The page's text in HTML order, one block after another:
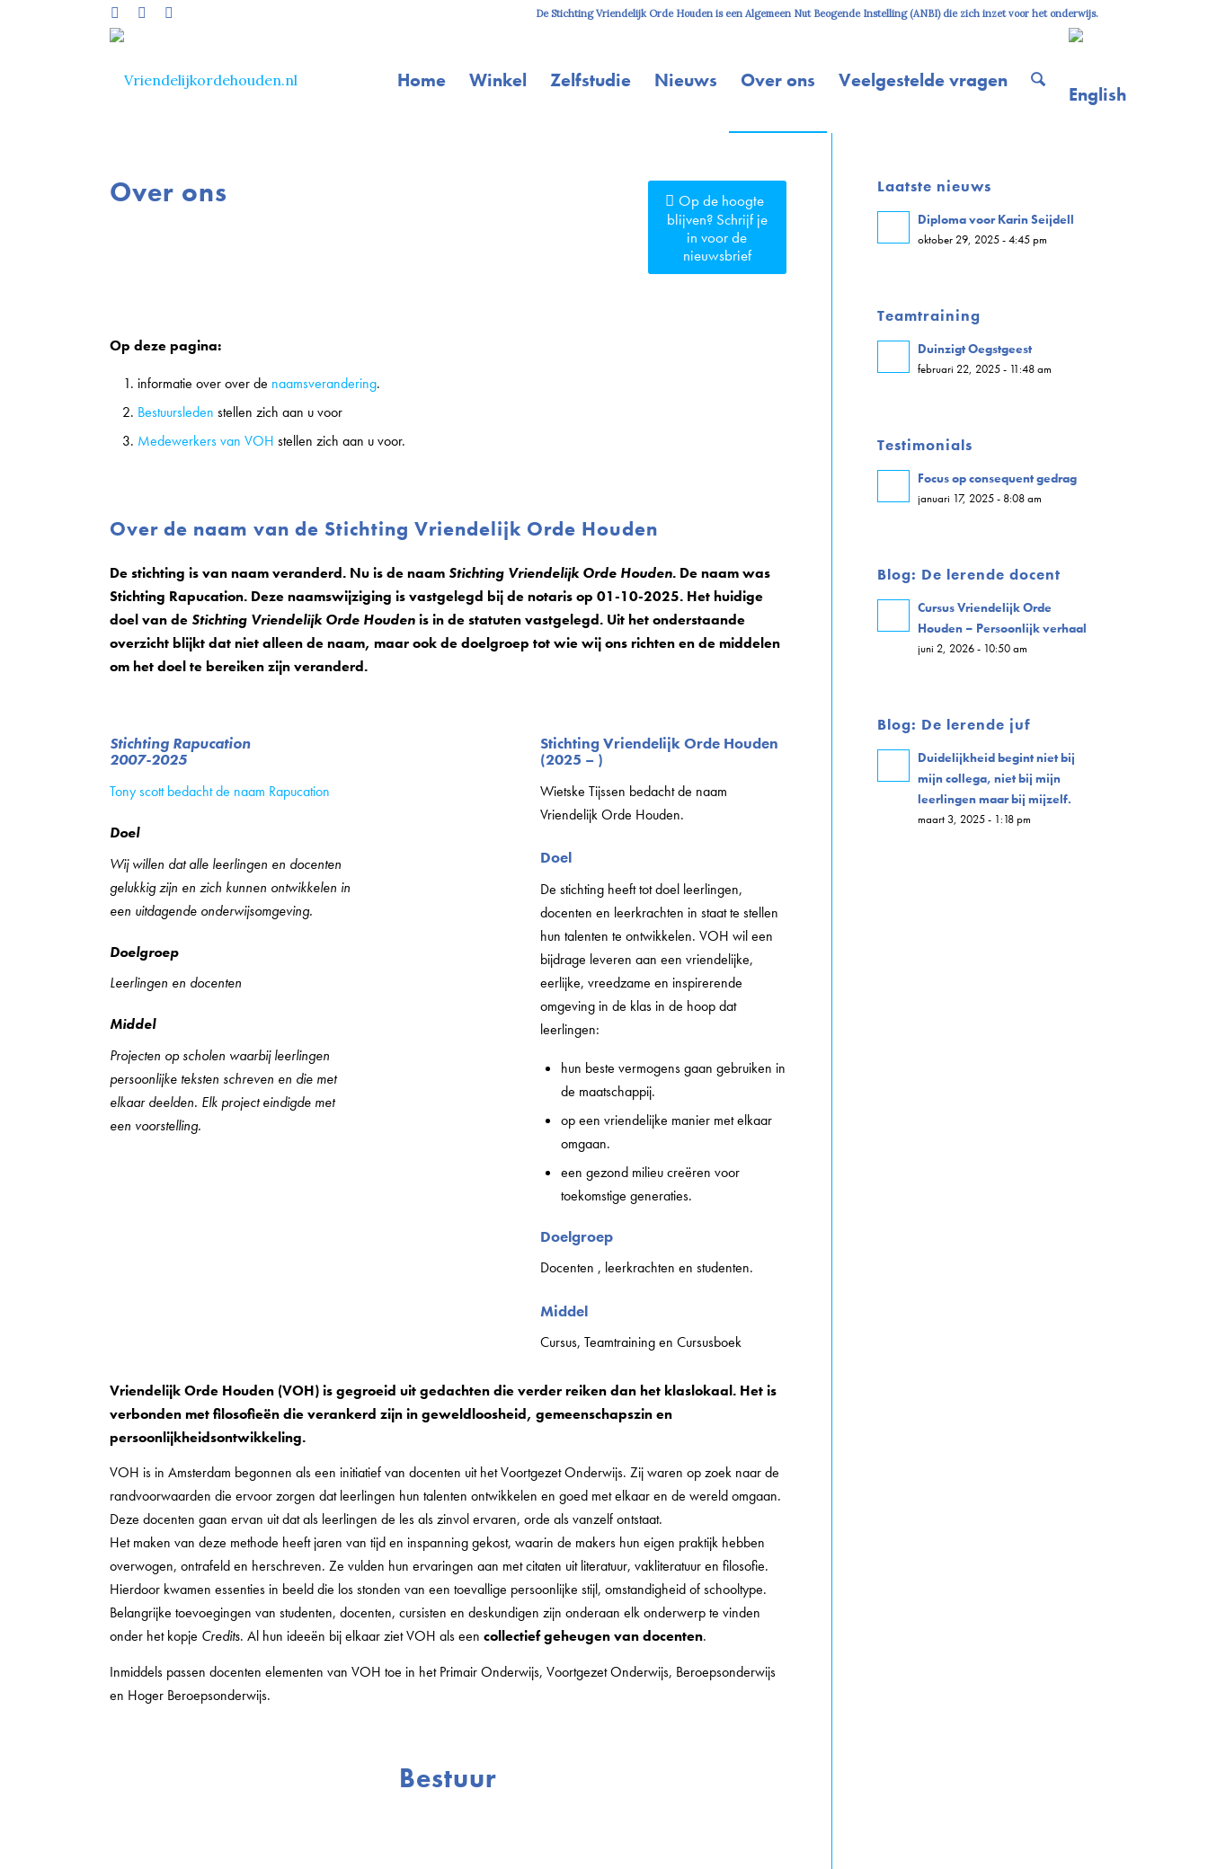
De Stichting Vriendelijk Orde Houden is een Algemeen Nut Beogende Instelling (ANBI) die zich inzet voor het onderwijs.
Home Winkel Zelfstudie Nieuws Over ons Veelgestelde vragen
Over ons
Op de hoogte
blijven? Schrijf je
in voor de
nieuwsbrief
Op deze pagina:
informatie over over de naamsverandering.
Bestuursleden stellen zich aan u voor
Medewerkers van VOH stellen zich aan u voor.
Over de naam van de Stichting Vriendelijk Orde Houden
De stichting is van naam veranderd. Nu is de naam Stichting Vriendelijk Orde Houden. De naam was
Stichting Rapucation. Deze naamswijziging is vastgelegd bij de notaris op 01-10-2025. Het huidige
doel van de Stichting Vriendelijk Orde Houdenis in de statuten vastgelegd. Uit het onderstaande
overzicht blijkt dat niet alleen de naam, maar ook de doelgroep tot wie wij ons richten en de middelen
om het doel te bereiken zijn veranderd.
Stichting Rapucation
2007-2025
Tony scott bedacht de naam Rapucation
Doel
Wij willen dat alle leerlingen en docenten
gelukkig zijn en zich kunnen ontwikkelen in
een uitdagende onderwijsomgeving.
Doelgroep
Leerlingen en docenten
Middel
Projecten op scholen waarbij leerlingen
persoonlijke teksten schreven en die met
elkaar deelden. Elk project eindigde met
een voorstelling.
Stichting Vriendelijk Orde Houden
(2025 – )
Wietske Tijssen bedacht de naam
Vriendelijk Orde Houden.
Doel
De stichting heeft tot doel leerlingen,
docenten en leerkrachten in staat te stellen
hun talenten te ontwikkelen. VOH wil een
bijdrage leveren aan een vriendelijke,
eerlijke, vreedzame en inspirerende
omgeving in de klas in de hoop dat
leerlingen:
hun beste vermogens gaan gebruiken in
de maatschappij.
op een vriendelijke manier met elkaar
omgaan.
een gezond milieu creëren voor
toekomstige generaties.
Doelgroep
Docenten , leerkrachten en studenten.
Middel
Cursus, Teamtraining en Cursusboek
Vriendelijk Orde Houden (VOH) is gegroeid uit gedachten die verder reiken dan het klaslokaal. Het is
verbonden met filosofieën die verankerd zijn in geweldloosheid, gemeenschapszin en
persoonlijkheidsontwikkeling.
VOH is in Amsterdam begonnen als een initiatief van docenten uit het Voortgezet Onderwijs. Zij waren op zoek naar de
randvoorwaarden die ervoor zorgen dat leerlingen hun talenten ontwikkelen en goed met elkaar en de wereld omgaan.
Deze docenten gaan ervan uit dat als leerlingen de les als zinvol ervaren, orde als vanzelf ontstaat.
Het maken van deze methode heeft jaren van tijd en inspanning gekost, waarin de makers hun eigen praktijk hebben
overwogen, ontrafeld en herschreven. Ze vulden hun ervaringen aan met citaten uit literatuur, vakliteratuur en filosofie.
Hierdoor kwamen essenties in beeld die los stonden van een toevallige persoonlijke stijl, omstandigheid of schooltype.
Belangrijke toevoegingen van studenten, docenten, cursisten en deskundigen zijn onderaan elk onderwerp te vinden
onder het kopje Credits. Al hun ideeën bij elkaar ziet VOH als een collectief geheugen van docenten.
Inmiddels passen docenten elementen van VOH toe in het Primair Onderwijs, Voortgezet Onderwijs, Beroepsonderwijs
en Hoger Beroepsonderwijs.
Bestuur
Laatste nieuws
Diploma voor Karin Seijdell
oktober 29, 2025 - 4:45 pm
Teamtraining
Duinzigt Oegstgeest
februari 22, 2025 - 11:48 am
Testimonials
Focus op consequent gedrag
januari 17, 2025 - 8:08 am
Blog: De lerende docent
Cursus Vriendelijk Orde
Houden – Persoonlijk verhaal
juni 2, 2026 - 10:50 am
Blog: De lerende juf
Duidelijkheid begint niet bij
mijn collega, niet bij mijn
leerlingen maar bij mijzelf.
maart 3, 2025 - 1:18 pm